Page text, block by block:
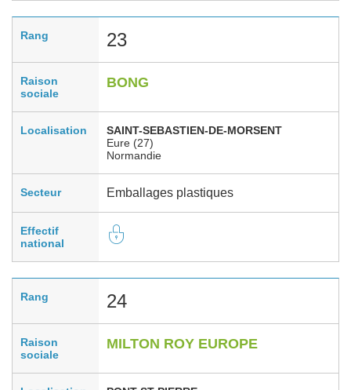
Rang 23
Raison
sociale
BONG
Localisation
SAINT-SEBASTIEN-DE-MORSENT
Eure (27)
Normandie
Secteur Emballages plastiques
Effectif
national
Rang 24
Raison
sociale
MILTON ROY EUROPE